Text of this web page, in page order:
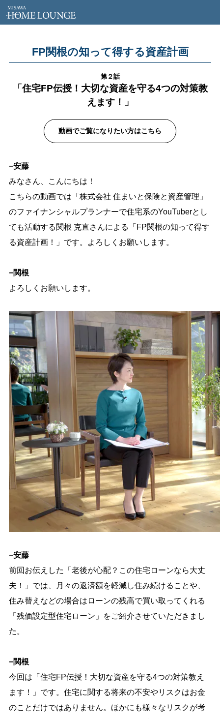
FP関根の知って得する資産計画
第２話
「住宅FP伝授！大切な資産を守る4つの対策教
えます！」
動画でご覧になりたい方はこちら
−安藤
みなさん、こんにちは！
こちらの動画では「株式会社 住まいと保険と資産管理」
のファイナンシャルプランナーで住宅系のYouTuberとし
ても活動する関根 克直さんによる「FP関根の知って得す
る資産計画！」です。よろしくお願いします。
−関根
よろしくお願いします。
−安藤
前回お伝えした「老後が心配？この住宅ローンなら大丈
夫！」では、月々の返済額を軽減し住み続けることや、
住み替えなどの場合はローンの残高で買い取ってくれる
「残価設定型住宅ローン」をご紹介させていただきまし
た。
−関根
今回は「住宅FP伝授！大切な資産を守る4つの対策教え
ます！」です。住宅に関する将来の不安やリスクはお金
のことだけではありません。ほかにも様々なリスクが考